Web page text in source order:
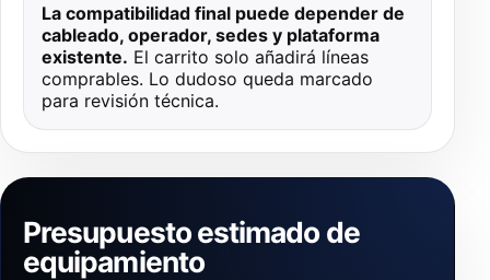
La compatibilidad final puede depender de
cableado, operador, sedes y plataforma
existente. El carrito solo añadirá líneas
comprables. Lo dudoso queda marcado
para revisión técnica.
Presupuesto estimado de
equipamiento